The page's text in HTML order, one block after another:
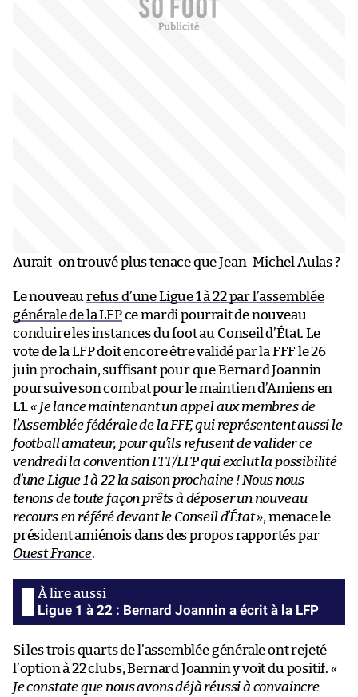
Aurait-on trouvé plus tenace que Jean-Michel Aulas ?
Le nouveaurefus d’une Ligue 1 à 22 par l’assemblée
générale de la LFPce mardi pourrait de nouveau
conduire les instances du foot au Conseil d’État. Le
vote de la LFP doit encore être validé par la FFF le 26
juin prochain, suffisant pour que Bernard Joannin
poursuive son combat pour le maintien d’Amiens en
L1.« Je lance maintenant un appel aux membres de
l’Assemblée fédérale de la FFF, qui représentent aussi le
football amateur, pour qu’ils refusent de valider ce
vendredi la convention FFF/LFP qui exclut la possibilité
d’une Ligue 1 à 22 la saison prochaine ! Nous nous
tenons de toute façon prêts à déposer un nouveau
recours en référé devant le Conseil d’État », menace le
président amiénois dans des propos rapportés par
Ouest France.
Ligue 1 à 22 : Bernard Joannin a écrit à la LFP
Si les trois quarts de l’assemblée générale ont rejeté
l’option à 22 clubs, Bernard Joannin y voit du positif. «
Je constate que nous avons déjà réussi à convaincre